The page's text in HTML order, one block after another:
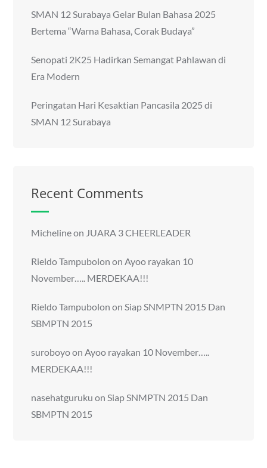
SMAN 12 Surabaya Gelar Bulan Bahasa 2025
Bertema “Warna Bahasa, Corak Budaya”
Senopati 2K25 Hadirkan Semangat Pahlawan di
Era Modern
Peringatan Hari Kesaktian Pancasila 2025 di
SMAN 12 Surabaya
Recent Comments
Michelineon JUARA 3 CHEERLEADER
Rieldo Tampubolon onAyoo rayakan 10
November….. MERDEKAA!!!
Rieldo Tampubolon onSiap SNMPTN 2015 Dan
SBMPTN 2015
suroboyoonAyoo rayakan 10 November…..
MERDEKAA!!!
nasehatguruku onSiap SNMPTN 2015 Dan
SBMPTN 2015